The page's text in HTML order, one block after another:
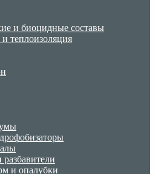
и биоцидные составы
теплоизоляция
разбавители
и опалубки